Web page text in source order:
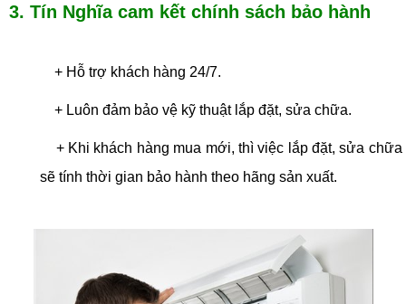
3. Tín Nghĩa cam kết chính sách bảo hành
+ Hỗ trợ khách hàng 24/7.
+ Luôn đảm bảo vệ kỹ thuật lắp đặt, sửa chữa.
+ Khi khách hàng mua mới, thì việc lắp đặt, sửa chữa
sẽ tính thời gian bảo hành theo hãng sản xuất.